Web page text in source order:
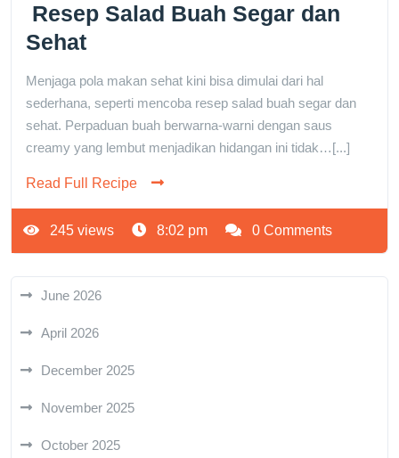
Resep Salad Buah Segar dan
Sehat
Menjaga pola makan sehat kini bisa dimulai dari hal
sederhana, seperti mencoba resep salad buah segar dan
sehat. Perpaduan buah berwarna-warni dengan saus
creamy yang lembut menjadikan hidangan ini tidak…[...]
Read Full Recipe
245 views 8:02 pm 0 Comments
June 2026
April 2026
December 2025
November 2025
October 2025